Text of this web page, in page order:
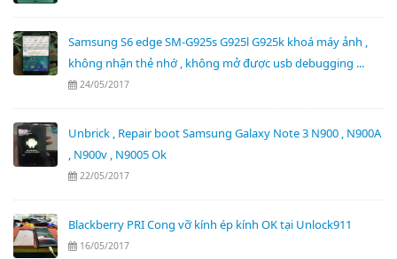
Samsung S6 edge SM-G925s G925l G925k khoá máy ảnh ,
không nhận thẻ nhớ , không mở được usb debugging ...
24/05/2017
Unbrick , Repair boot Samsung Galaxy Note 3 N900 , N900A
, N900v , N9005 Ok
22/05/2017
Blackberry PRI Cong vỡ kính ép kính OK tại Unlock911
16/05/2017